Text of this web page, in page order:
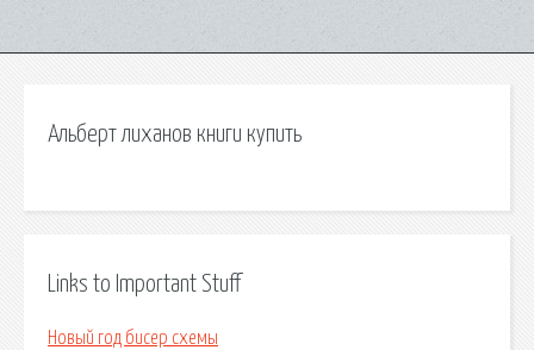
Альберт лиханов книги купить
Links to Important Stuff
Новый год бисер схемы